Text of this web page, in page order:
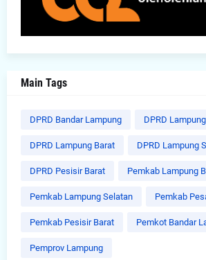
Main Tags
DPRD Bandar Lampung DPRD Lampung
DPRD Lampung Barat DPRD Lampung
DPRD Pesisir Barat Pemkab Lampung
Pemkab Lampung Selatan Pemkab
Pemkab Pesisir Barat Pemkot Bandar
Pemprov Lampung